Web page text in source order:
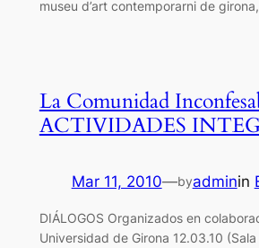
museu d’art contemporarni de
La Comunidad
ACTIVIDADES
Mar 11, 2010—byadminin
DIÁLOGOS Organizados en
Universidad de Girona 12.03.10